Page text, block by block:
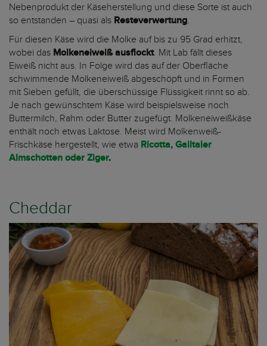
Nebenprodukt der Käseherstellung und diese Sorte ist auch
so entstanden – quasi als Resteverwertung.
Für diesen Käse wird die Molke auf bis zu 95 Grad erhitzt,
wobei das Molkeneiweiß ausflockt. Mit Lab fällt dieses
Eiweiß nicht aus. In Folge wird das auf der Oberfläche
schwimmende Molkeneiweiß abgeschöpft und in Formen
mit Sieben gefüllt, die überschüssige Flüssigkeit rinnt so ab.
Je nach gewünschtem Käse wird beispielsweise noch
Buttermilch, Rahm oder Butter zugefügt. Molkeneiweißkäse
enthält noch etwas Laktose. Meist wird Molkenweiß-
Frischkäse hergestellt, wie etwa Ricotta, Gailtaler
Almschotten oder Ziger.
Cheddar